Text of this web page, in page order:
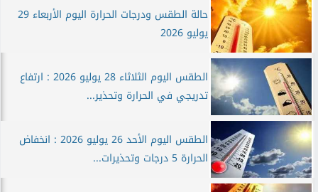
حالة الطقس ودرجات الحرارة اليوم الأربعاء 29
يوليو 2026
الطقس اليوم الثلاثاء 28 يوليو 2026 : ارتفاع
تدريجي في الحرارة وتحذير...
الطقس اليوم الأحد 26 يوليو 2026 : انخفاض
الحرارة 5 درجات وتحذيرات...